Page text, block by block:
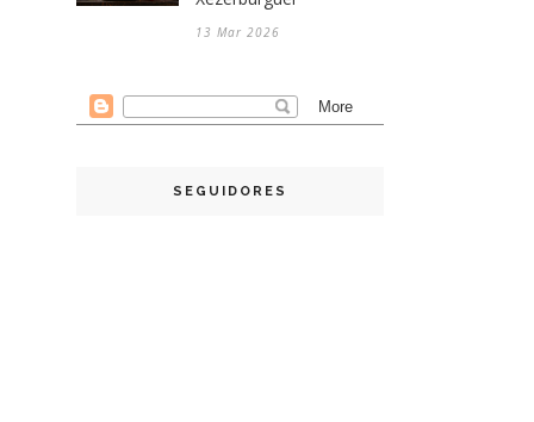
13 Mar 2026
SEGUIDORES